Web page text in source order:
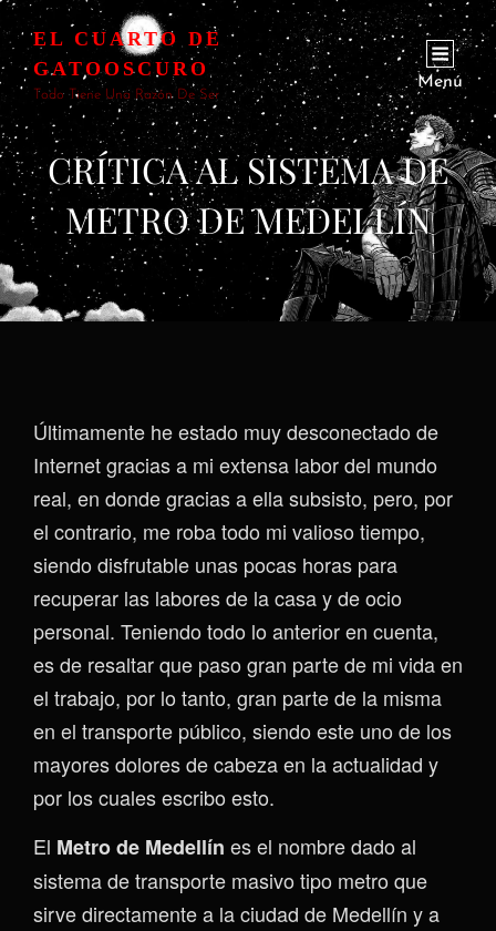
EL CUARTO DE
GATOOSCURO
Todo Tiene Una Razón De Ser
Menú
CRÍTICA AL SISTEMA DE
METRO DE MEDELLÍN
Últimamente he estado muy desconectado de
Internet gracias a mi extensa labor del mundo
real, en donde gracias a ella subsisto, pero, por
el contrario, me roba todo mi valioso tiempo,
siendo disfrutable unas pocas horas para
recuperar las labores de la casa y de ocio
personal. Teniendo todo lo anterior en cuenta,
es de resaltar que paso gran parte de mi vida en
el trabajo, por lo tanto, gran parte de la misma
en el transporte público, siendo este uno de los
mayores dolores de cabeza en la actualidad y
por los cuales escribo esto.
El Metro de Medellín es el nombre dado al
sistema de transporte masivo tipo metro que
sirve directamente a la ciudad de Medellín y a